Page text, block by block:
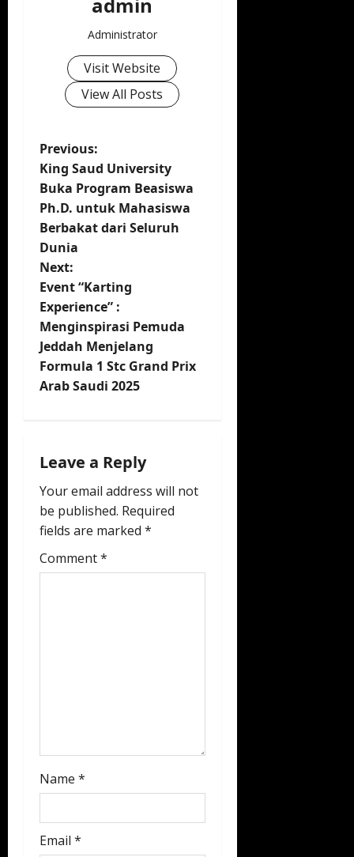
Administrator
Visit Website
View All Posts
P
o
s
t
n
a
v
i
a
t
i
o
Previous:
King Saud University
Buka Program Beasiswa
Ph.D. untuk Mahasiswa
Berbakat dari Seluruh
Dunia
Next:
Event “Karting
Experience” :
Menginspirasi Pemuda
Jeddah Menjelang
Formula 1 Stc Grand Prix
Arab Saudi 2025
Leave a Reply
Your email address will not
be published. Required
fields are marked *
Comment*
Name *
Email *